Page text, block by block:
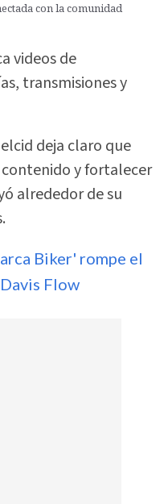
con la comunidad
videos de
transmisiones y
deja claro que
y fortalecer
alrededor de su
Biker' rompe el
Flow